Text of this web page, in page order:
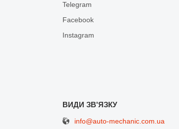
Telegram
Facebook
Іnstagram
info@auto-mechanic.com.ua